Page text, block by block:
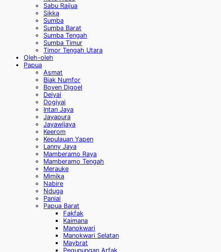
Sabu Raijua
Sikka
Sumba
Sumba Barat
Sumba Tengah
Sumba Timur
Timor Tengah Utara
Oleh-oleh
Papua
Asmat
Biak Numfor
Boven Digoel
Deiyai
Dogiyai
Intan Jaya
Jayapura
Jayawijaya
Keerom
Kepulauan Yapen
Lanny Jaya
Mamberamo Raya
Mamberamo Tengah
Merauke
Mimika
Nabire
Nduga
Paniai
Papua Barat
Fakfak
Kaimana
Manokwari
Manokwari Selatan
Maybrat
Pegunungan Arfak